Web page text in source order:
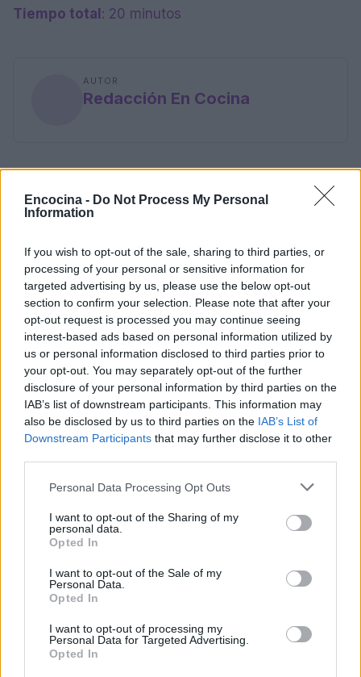
Encocina - Do Not Process My Personal
Information
If you wish to opt-out of the sale, sharing to third parties, or
processing of your personal or sensitive information for
targeted advertising by us, please use the below opt-out
section to confirm your selection. Please note that after your
opt-out request is processed you may continue seeing
interest-based ads based on personal information utilized by
us or personal information disclosed to third parties prior to
your opt-out. You may separately opt-out of the further
disclosure of your personal information by third parties on the
IAB’s list of downstream participants. This information may
also be disclosed by us to third parties on the IAB’s List of
Downstream Participants that may further disclose it to other
Please note that this website/app uses one or more Google
not limited to your visit or usage behaviour. You may click to
grant or deny consent to Google and its third-party tags to
use your data for below specified purposes in below Google
consent section.
Personal Data Processing Opt Outs
I want to opt-out of the Sharing of my
personal data.
Opted In
I want to opt-out of the Sale of my
Personal Data.
Opted In
I want to opt-out of processing my
Personal Data for Targeted Advertising.
Opted In
Tiempo total : 20 minutos
AUTOR
Redacción En Cocina
Sigue leyendo